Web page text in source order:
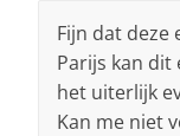
Fijn dat deze
Parijs kan
het uiterlijk
Kan me niet